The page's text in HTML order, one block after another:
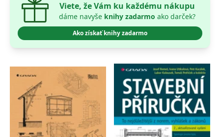
Viete, že Vám ku každému nákupu
dáme navyše knihy zadarmo ako darček?
Ako získať knihy zadarmo